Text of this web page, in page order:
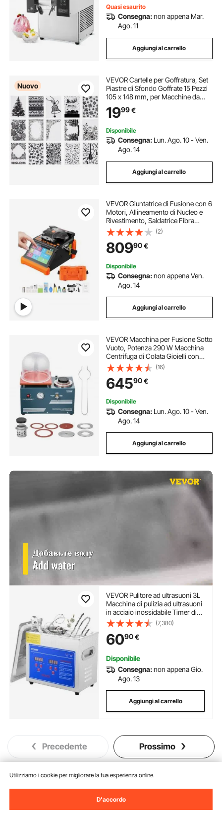
Quasi esaurito
Consegna:non appena Mar.
Ago. 11
Aggiungi al carrello
Nuovo
VEVOR Cartelle per Goffratura, Set
Piastre di Sfondo Goffrate 15 Pezzi
105 x 148 mm, per Macchine da
Fustellatura VEVOR, in Plastica PP,
per Scrapbooking e Creazione di
1999€
Disponibile
Consegna: Lun. Ago. 10 - Ven.
Ago. 14
Aggiungi al carrello
VEVOR Giuntatrice di Fusione con 6
Motori, Allineamento di Nucleo e
Rivestimento, Saldatrice Fibra
Ottica, Giunzione Rapida in 6
Secondi e Riscaldamento in 13
Secondi, per Fibre SM, MM, DS e
NZDS
(2)
80990€
Disponibile
Consegna:non appena Ven.
Ago. 14
Aggiungi al carrello
VEVOR Macchina per Fusione Sotto
Vuoto, Potenza 290 W Macchina
Centrifuga di Colata Gioielli con
Pompa e Campana di Vetro,
Comoda Porta di Iniezione dell'Olio,
Banco da Lavoro 280 x 280 mm
(16)
64590€
Disponibile
Consegna: Lun. Ago. 10 - Ven.
Ago. 14
Aggiungi al carrello
VEVOR Pulitore ad ultrasuoni 3L
Macchina di pulizia ad ultrasuoni
in acciaio inossidabile Timer di
riscaldamento digitale Pulizia
gioielli per uso domestico
personale commerciale
(7,380)
6090€
Disponibile
Consegna:non appena Gio.
Ago. 13
Aggiungi al carrello
Precedente Prossimo
Potrebbe piacerti anche
Utilizziamo i cookie per migliorare la tua esperienza online.
D'accordo